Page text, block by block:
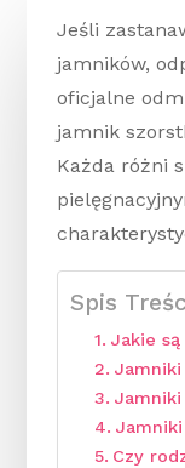
Jeśli
jamników,
oficjalne
jamnik
Każda różni
Spis
Jakie
Jamniki
Jamniki
Jamniki
Czy